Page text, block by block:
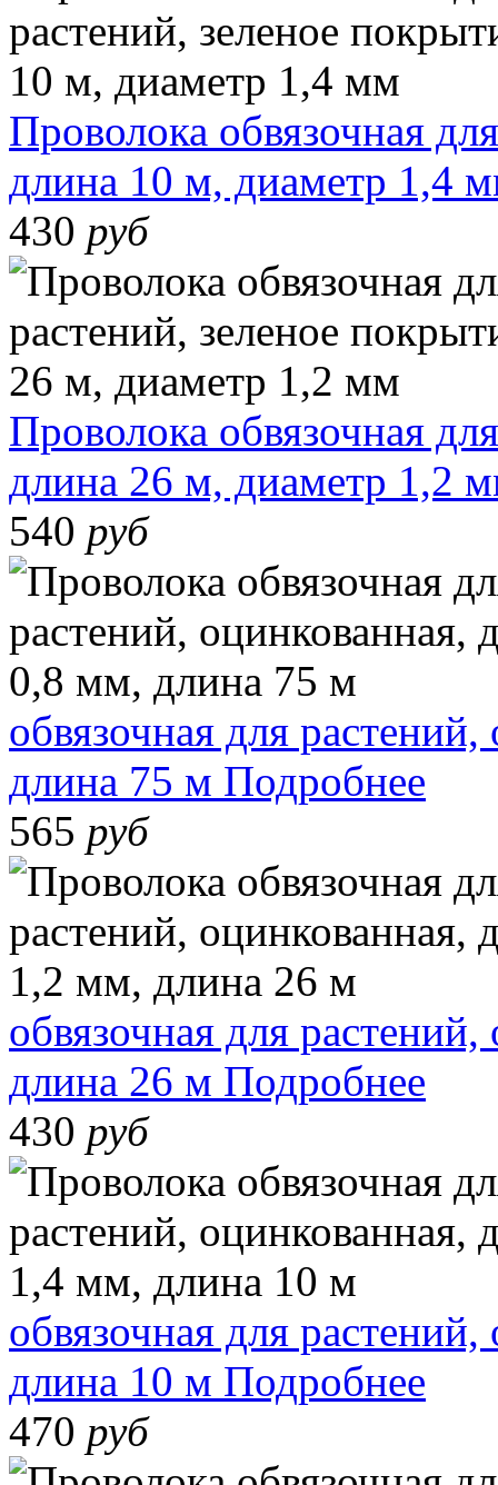
Проволока обвязочная
длина 10 м, диаметр 1,4
430 руб
Проволока обвязочная
длина 26 м, диаметр 1,2
540 руб
обвязочная для
длина 75 м Подробнее
565 руб
обвязочная для
длина 26 м Подробнее
430 руб
обвязочная для
длина 10 м Подробнее
470 руб